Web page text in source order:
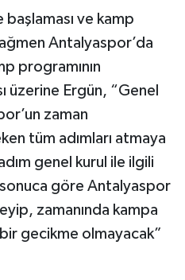
ve kamp
Antalyaspor’da
programının
üzerine Ergün, “Genel
zaman
tüm adımları atmaya
genel kurul ile ilgili
göre Antalyaspor
zamanında kampa
gecikme olmayacak”